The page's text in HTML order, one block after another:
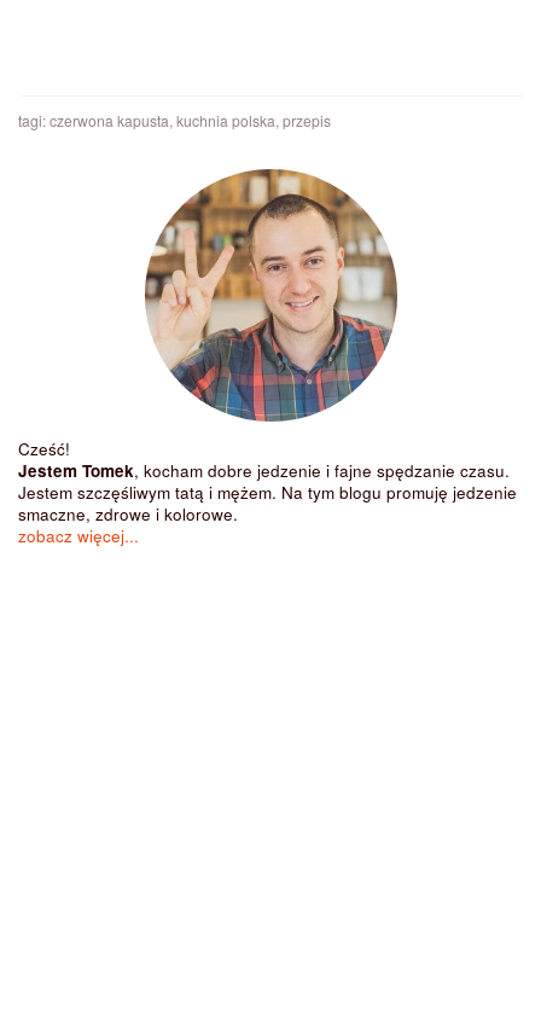
tagi:czerwona kapusta,kuchnia polska,przepis
Cześć!
Jestem Tomek, kocham dobre jedzenie i fajne spędzanie czasu.
Jestem szczęśliwym tatą i mężem. Na tym blogu promuję jedzenie
smaczne, zdrowe i kolorowe.
zobacz więcej...